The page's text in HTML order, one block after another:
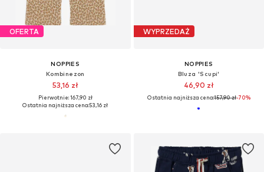
OFERTA
NOPPIES
Kombinezon
53,16 zł
Pierwotnie: 167,90 zł
Ostatnia najniższa cena:53,16 zł
WYPRZEDAŻ
NOPPIES
Bluza 'Scupi'
46,90 zł
Ostatnia najniższa cena:157,90 zł-70%